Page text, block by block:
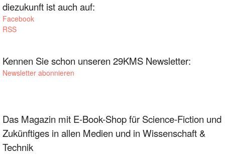
diezukunft ist auch auf:
Facebook
RSS
Kennen Sie schon unseren 29KMS Newsletter:
Newsletter abonnieren
Das Magazin mit E-Book-Shop für Science-Fiction und
Zukünftiges in allen Medien und in Wissenschaft &
Technik